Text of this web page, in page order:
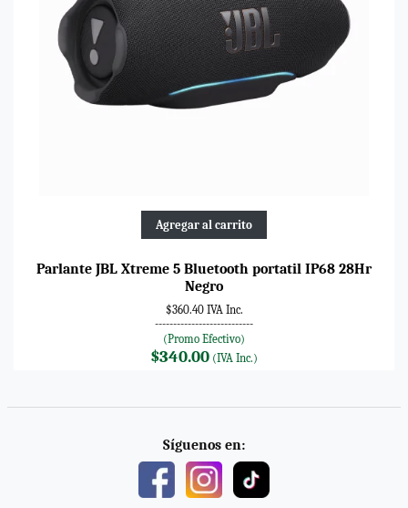
Agregar al carrito
Parlante JBL Xtreme 5 Bluetooth portatil IP68 28Hr
Negro
$360.40 IVA Inc.
---------------------------
(Promo Efectivo)
$340.00 (IVA Inc.)
Síguenos en: